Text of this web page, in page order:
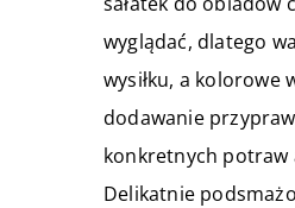
wyglądać, dlatego
wysiłku, a kolorowe
dodawanie
konkretnych potraw
Delikatnie